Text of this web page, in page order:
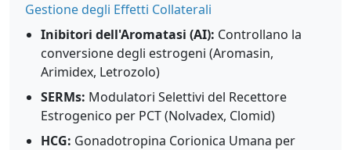
Gestione degli Effetti Collaterali
Inibitori dell'Aromatasi (AI): Controllano la
conversione degli estrogeni (Aromasin,
Arimidex, Letrozolo)
SERMs: Modulatori Selettivi del Recettore
Estrogenico per PCT (Nolvadex, Clomid)
HCG: Gonadotropina Corionica Umana per